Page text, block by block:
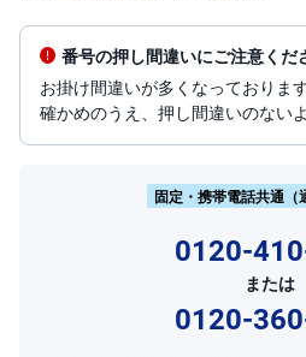
お
ま
か
せ
番号の押し間違いにご注意くだ
お掛け間違いが多くなっておりま
確かめのうえ、押し間違いのない
固定・携帯電話共通（
0120-
または
0120-